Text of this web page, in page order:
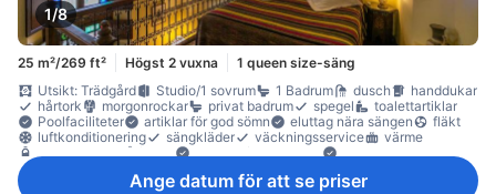
1/8
25 m²/269 ft² Högst 2 vuxna
1 queen size-säng
Utsikt: Trädgård
Studio/1 sovrum 1 Badrum dusch
handdukar
hårtork
morgonrockar privat badrum spegel
toalettartiklar
Poolfaciliteter
artiklar för god sömn eluttag nära sängen
fläkt
luftkonditionering
sängkläder väckningsservice
värme
gratis vatten på flaska
Klinker-/marmorgolv
papperskorgar
Tillgängligt via trappor
värdeskåp för laptop värdeskåp på rummet
Ange datum för att se priser